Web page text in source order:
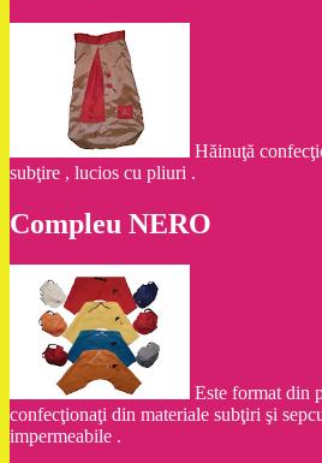
Hăinuţă
subţire , lucios cu pliuri .
Compleu NERO
Este format din
confecţionaţi din materiale subţiri şi
impermeabile .